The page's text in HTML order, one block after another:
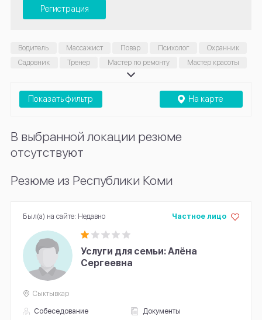
Регистрация
Водитель Массажист Повар Психолог
Охранник
Садовник
Тренер Мастер по ремонту Мастер красоты
На карте
Показать фильтр
В выбранной локации резюме
отсутствуют
Резюме из Республики Коми
Услуги для семьи: Алёна
Сергеевна
Собеседование
Документы
Частное лицо
Сыктывкар
Был(а) на сайте: Недавно